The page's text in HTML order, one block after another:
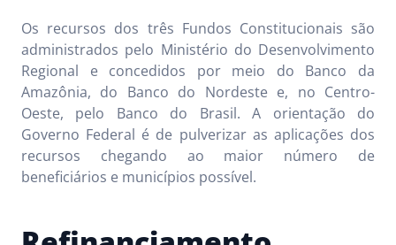
Os recursos dos três Fundos Constitucionais são
administrados pelo Ministério do Desenvolvimento
Regional e concedidos por meio do Banco da
Amazônia, do Banco do Nordeste e, no Centro-
Oeste, pelo Banco do Brasil. A orientação do
Governo Federal é de pulverizar as aplicações dos
recursos chegando ao maior número de
beneficiários e municípios possível.